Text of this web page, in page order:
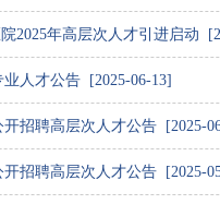
2025年高层次人才引进启动
人才公告 [2025-06-13]
招聘高层次人才公告 [2025-
招聘高层次人才公告 [2025-